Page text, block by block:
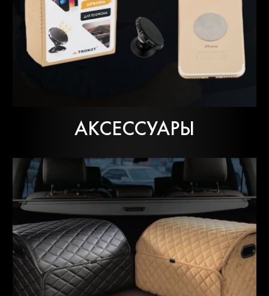
АКСЕССУАРЫ